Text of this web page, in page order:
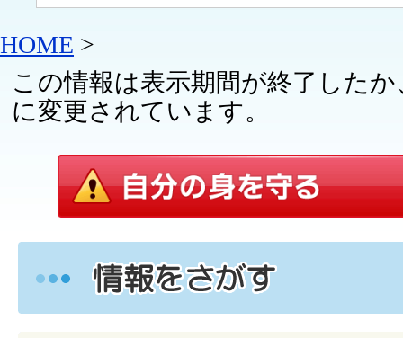
HOME >
この情報は表示期間が終了した
に変更されています。